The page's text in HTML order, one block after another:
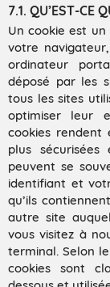
7.1. QU’EST-CE
Un cookie est
votre
ordinateur
déposé par les
tous les sites
optimiser leur
cookies rendent
plus
peuvent se
identifiant et
qu’ils
autre site
vous visitez à
terminal. Selon
cookies sont